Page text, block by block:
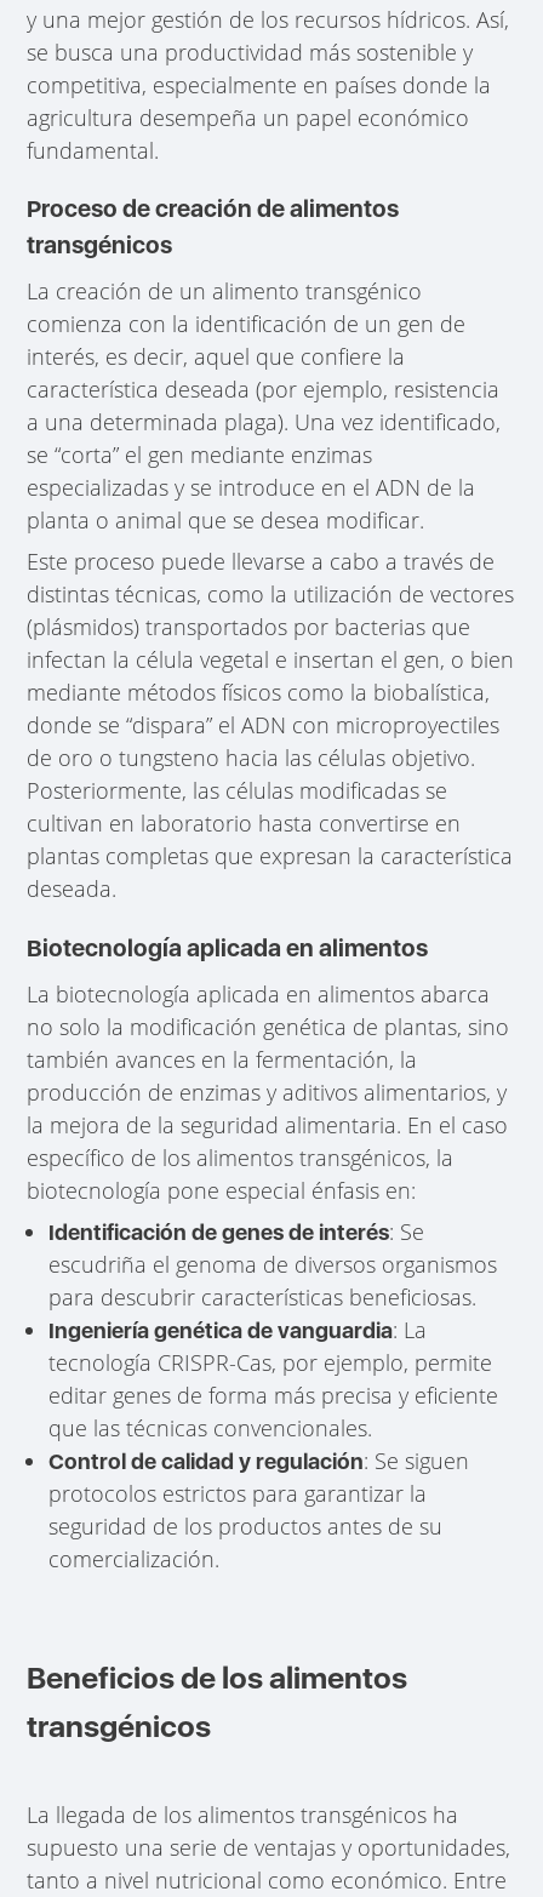
y una mejor gestión de los recursos hídricos. Así,
se busca una productividad más sostenible y
competitiva, especialmente en países donde la
agricultura desempeña un papel económico
fundamental.
Proceso de creación de alimentos
transgénicos
La creación de un alimento transgénico
comienza con la identificación de un gen de
interés, es decir, aquel que confiere la
característica deseada (por ejemplo, resistencia
a una determinada plaga). Una vez identificado,
se “corta” el gen mediante enzimas
especializadas y se introduce en el ADN de la
planta o animal que se desea modificar.
Este proceso puede llevarse a cabo a través de
distintas técnicas, como la utilización de vectores
(plásmidos) transportados por bacterias que
infectan la célula vegetal e insertan el gen, o bien
mediante métodos físicos como la biobalística,
donde se “dispara” el ADN con microproyectiles
de oro o tungsteno hacia las células objetivo.
Posteriormente, las células modificadas se
cultivan en laboratorio hasta convertirse en
plantas completas que expresan la característica
deseada.
Biotecnología aplicada en alimentos
La biotecnología aplicada en alimentos abarca
no solo la modificación genética de plantas, sino
también avances en la fermentación, la
producción de enzimas y aditivos alimentarios, y
la mejora de la seguridad alimentaria. En el caso
específico de los alimentos transgénicos, la
biotecnología pone especial énfasis en:
Identificación de genes de interés: Se
escudriña el genoma de diversos organismos
para descubrir características beneficiosas.
Ingeniería genética de vanguardia: La
tecnología CRISPR-Cas, por ejemplo, permite
editar genes de forma más precisa y eficiente
que las técnicas convencionales.
Control de calidad y regulación: Se siguen
protocolos estrictos para garantizar la
seguridad de los productos antes de su
comercialización.
Beneficios de los alimentos
transgénicos
La llegada de los alimentos transgénicos ha
supuesto una serie de ventajas y oportunidades,
tanto a nivel nutricional como económico. Entre